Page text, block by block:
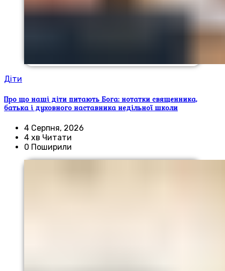
Діти
Про що наші діти питають Бога: нотатки священника,
батька і духовного наставника недільної школи
4 Серпня, 2026
4 хв Читати
0 Поширили